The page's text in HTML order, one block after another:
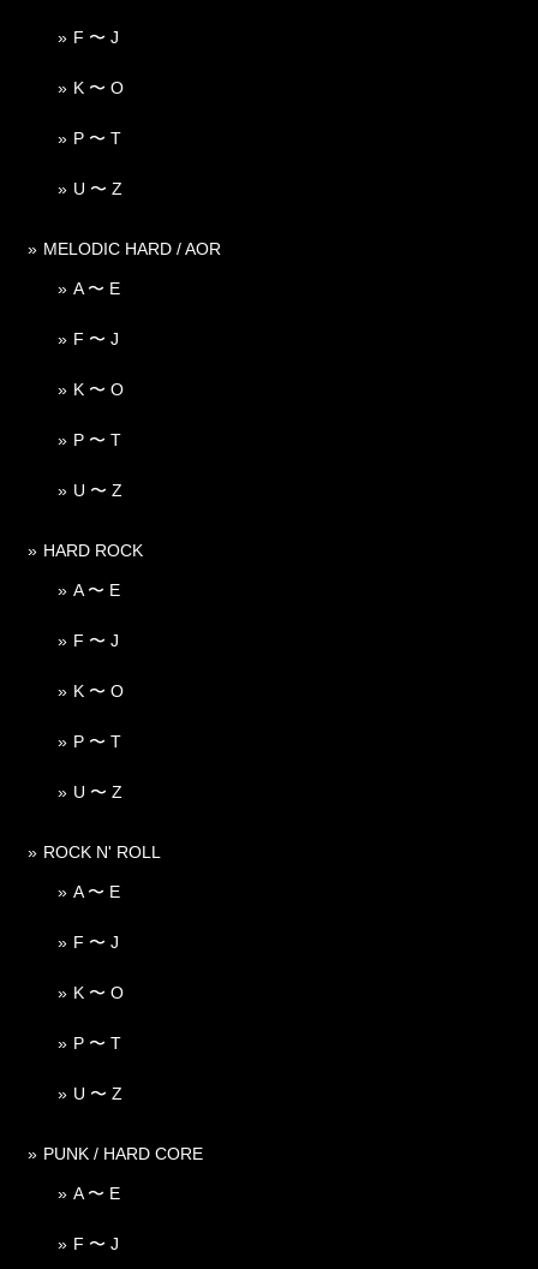
F 〜 J
K 〜 O
P 〜 T
U 〜 Z
MELODIC HARD / AOR
A 〜 E
F 〜 J
K 〜 O
P 〜 T
U 〜 Z
HARD ROCK
A 〜 E
F 〜 J
K 〜 O
P 〜 T
U 〜 Z
ROCK N' ROLL
A 〜 E
F 〜 J
K 〜 O
P 〜 T
U 〜 Z
PUNK / HARD CORE
A 〜 E
F 〜 J